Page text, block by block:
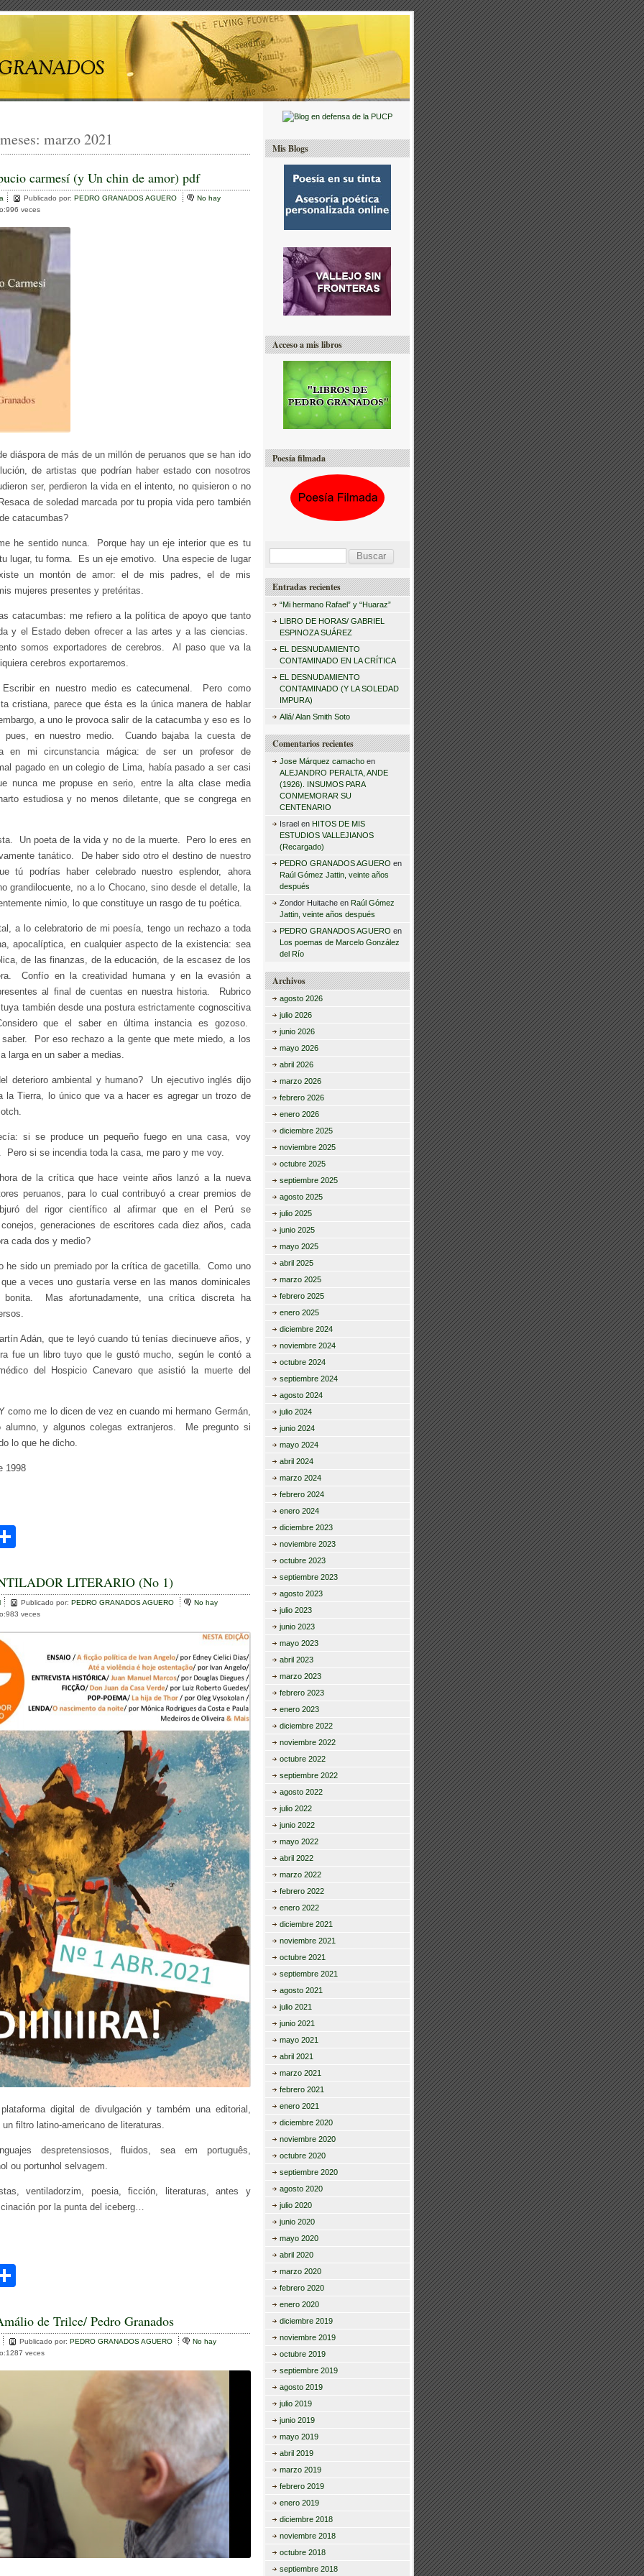
marzo 2021
carmesí (y Un chin de amor) pdf
Publicado por: PEDRO GRANADOS AGUERO
No hay
veces
diáspora de más de un millón de peruanos que se han ido
de artistas que podrían haber estado con nosotros
ser, perdieron la vida en el intento, no quisieron o no
de soledad marcada por tu propia vida pero también
catacumbas?
he sentido nunca. Porque hay un eje interior que es tu
lugar, tu forma. Es un eje emotivo. Una especie de lugar
un montón de amor: el de mis padres, el de mis
mujeres presentes y pretéritas.
catacumbas: me refiero a la política de apoyo que tanto
y el Estado deben ofrecer a las artes y a las ciencias.
somos exportadores de cerebros. Al paso que va la
cerebros exportaremos.
en nuestro medio es catecumenal. Pero como
cristiana, parece que ésta es la única manera de hablar
a uno le provoca salir de la catacumba y eso es lo
pues, en nuestro medio. Cuando bajaba la cuesta de
en mi circunstancia mágica: de ser un profesor de
pagado en un colegio de Lima, había pasado a ser casi
nunca me propuse en serio, entre la alta clase media
estudiosa y no menos diletante, que se congrega en
Un poeta de la vida y no de la muerte. Pero lo eres en
tanático. De haber sido otro el destino de nuestro
tú podrías haber celebrado nuestro esplendor, ahora
grandilocuente, no a lo Chocano, sino desde el detalle, la
nimio, lo que constituye un rasgo de tu poética.
a lo celebratorio de mi poesía, tengo un rechazo a toda
apocalíptica, en cualquier aspecto de la existencia: sea
de las finanzas, de la educación, de la escasez de los
Confío en la creatividad humana y en la evasión a
al final de cuentas en nuestra historia. Rubrico
también desde una postura estrictamente cognoscitiva
que el saber en última instancia es gozoso.
saber. Por eso rechazo a la gente que mete miedo, a los
larga en un saber a medias.
deterioro ambiental y humano? Un ejecutivo inglés dijo
la Tierra, lo único que va a hacer es agregar un trozo de
si se produce un pequeño fuego en una casa, voy
Pero si se incendia toda la casa, me paro y me voy.
de la crítica que hace veinte años lanzó a la nueva
peruanos, para lo cual contribuyó a crear premios de
del rigor científico al afirmar que en el Perú se
generaciones de escritores cada diez años, cada
cada dos y medio?
he sido un premiado por la crítica de gacetilla. Como uno
a veces uno gustaría verse en las manos dominicales
bonita. Mas afortunadamente, una crítica discreta ha
Adán, que te leyó cuando tú tenías diecinueve años, y
fue un libro tuyo que le gustó mucho, según le contó a
del Hospicio Canevaro que asistió la muerte del
como me lo dicen de vez en cuando mi hermano Germán,
alumno, y algunos colegas extranjeros. Me pregunto si
lo que he dicho.
1998
m
p
ar
tir
LITERARIO (No 1)
Publicado por: PEDRO GRANADOS AGUERO
No hay
veces
digital de divulgación y também una editorial,
filtro latino-americano de literaturas.
despretensiosos, fluidos, sea em português,
ou portunhol selvagem.
ventiladorzim, poesia, ficción, literaturas, antes y
por la punta del iceberg…
m
p
ar
de Trilce/ Pedro Granados
Publicado por: PEDRO GRANADOS AGUERO
No hay
veces
Mis Blogs
Acceso a mis libros
Poesía filmada
s
r
Entradas recientes
“Mi hermano Rafael” y “Huaraz”
LIBRO DE HORAS/ GABRIEL
ESPINOZA SUÁREZ
EL DESNUDAMIENTO
CONTAMINADO EN LA CRÍTICA
EL DESNUDAMIENTO
CONTAMINADO (Y LA SOLEDAD
IMPURA)
Allá/ Alan Smith Soto
Comentarios recientes
Jose Márquez camachoen
ALEJANDRO PERALTA, ANDE
(1926). INSUMOS PARA
CONMEMORAR SU
CENTENARIO
Israelen HITOS DE MIS
ESTUDIOS VALLEJIANOS
(Recargado)
PEDRO GRANADOS AGUERO en
Raúl Gómez Jattin, veinte años
después
Zondor Huitacheen Raúl Gómez
Jattin, veinte años después
PEDRO GRANADOS AGUERO en
Los poemas de Marcelo González
del Río
Archivos
agosto 2026
julio 2026
junio 2026
mayo 2026
abril 2026
marzo 2026
febrero 2026
enero 2026
diciembre 2025
noviembre 2025
octubre 2025
septiembre 2025
agosto 2025
julio 2025
junio 2025
mayo 2025
abril 2025
marzo 2025
febrero 2025
enero 2025
diciembre 2024
noviembre 2024
octubre 2024
septiembre 2024
agosto 2024
julio 2024
junio 2024
mayo 2024
abril 2024
marzo 2024
febrero 2024
enero 2024
diciembre 2023
noviembre 2023
octubre 2023
septiembre 2023
agosto 2023
julio 2023
junio 2023
mayo 2023
abril 2023
marzo 2023
febrero 2023
enero 2023
diciembre 2022
noviembre 2022
octubre 2022
septiembre 2022
agosto 2022
julio 2022
junio 2022
mayo 2022
abril 2022
marzo 2022
febrero 2022
enero 2022
diciembre 2021
noviembre 2021
octubre 2021
septiembre 2021
agosto 2021
julio 2021
junio 2021
mayo 2021
abril 2021
marzo 2021
febrero 2021
enero 2021
diciembre 2020
noviembre 2020
octubre 2020
septiembre 2020
agosto 2020
julio 2020
junio 2020
mayo 2020
abril 2020
marzo 2020
febrero 2020
enero 2020
diciembre 2019
noviembre 2019
octubre 2019
septiembre 2019
agosto 2019
julio 2019
junio 2019
mayo 2019
abril 2019
marzo 2019
febrero 2019
enero 2019
diciembre 2018
noviembre 2018
octubre 2018
septiembre 2018